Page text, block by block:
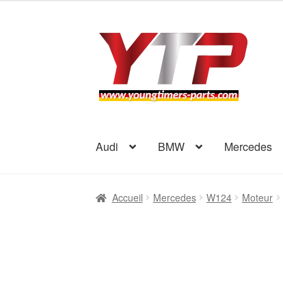
Aller
navigation
Aller
contenu
Audi BMW Mercedes
Accueil Mercedes W124 Moteur